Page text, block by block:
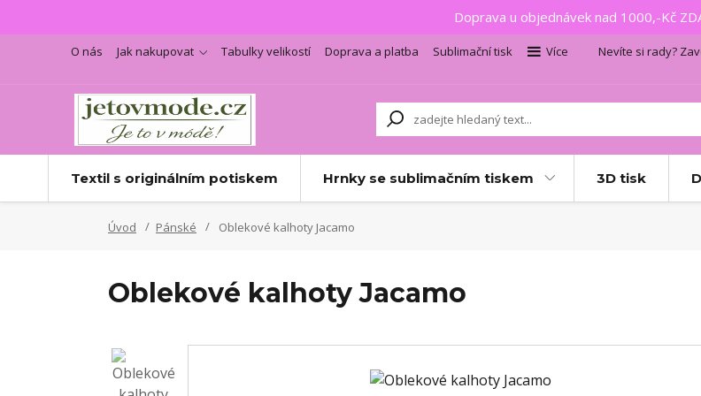
Doprava u objednávek nad 1000,-Kč
O nás Jak nakupovat Tabulky velikostí Doprava a platba Sublimační tisk
Více
Nevíte si rady?
Textil s originálním potiskem Hrnky se sublimačním tiskem 3D tisk
Úvod Pánské Oblekové kalhoty Jacamo
Oblekové kalhoty Jacamo